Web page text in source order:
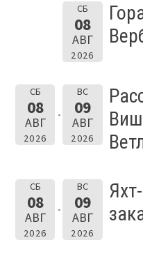
СБ
08
АВГ
2026
СБ
08
АВГ
2026
ВС
09
АВГ
2026
СБ
08
АВГ
2026
ВС
09
АВГ
2026